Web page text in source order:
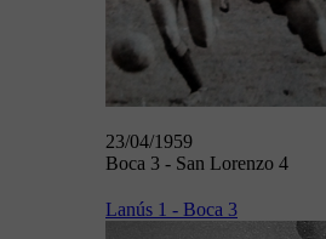
23/04/1959
Boca 3 - San Lorenzo 4
Lanús 1 - Boca 3